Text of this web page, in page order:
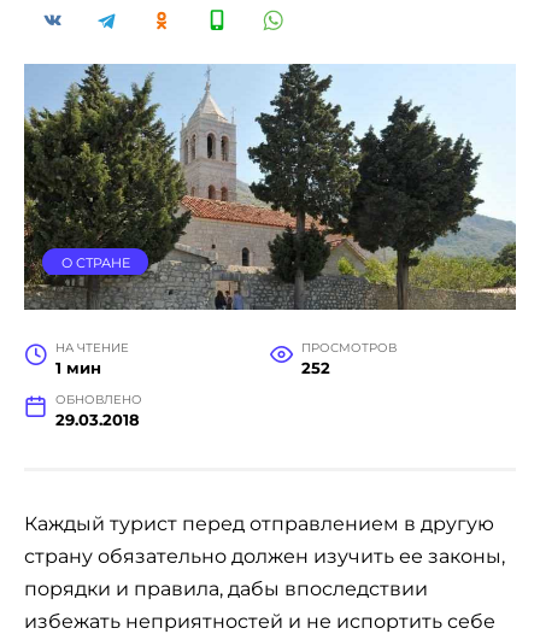
О СТРАНЕ
НА ЧТЕНИЕ
1 мин
ПРОСМОТРОВ
252
ОБНОВЛЕНО
29.03.2018
Каждый турист перед отправлением в другую
страну обязательно должен изучить ее законы,
порядки и правила, дабы впоследствии
избежать неприятностей и не испортить себе